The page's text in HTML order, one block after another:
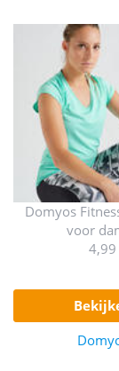
Domyos
voor
4,99